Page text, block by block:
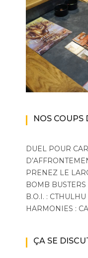
NOS COUPS
DUEL POUR
PRENEZ LE
BOMB BUSTERS
B.O.I. :
HARMONIES :
ÇA SE